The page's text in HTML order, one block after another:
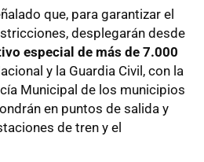
que, para garantizar el
desplegarán desde
especial de más de 7.000
y la Guardia Civil, con la
Municipal de los municipios
en puntos de salida y
de tren y el